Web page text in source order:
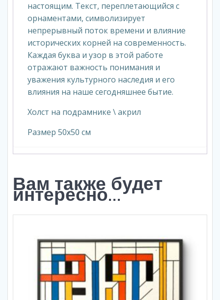
настоящим. Текст, переплетающийся с
орнаментами, символизирует
непрерывный поток времени и влияние
исторических корней на современность.
Каждая буква и узор в этой работе
отражают важность понимания и
уважения культурного наследия и его
влияния на наше сегодняшнее бытие.
Холст на подрамнике \ акрил
Размер 50х50 см
Вам также будет
интересно…